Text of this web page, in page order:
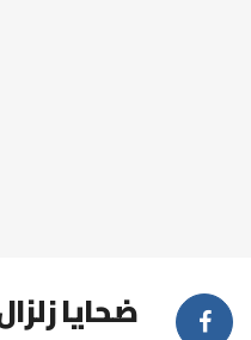
ضحايا